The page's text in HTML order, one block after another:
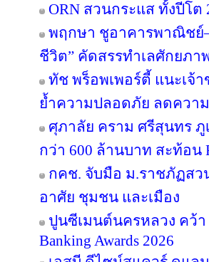
ORN สวนกระแส ทั้งปีโต
พฤกษา ชูอาคารพาณิชย์
ชีวิต” คัดสรรทำเลศักยภา
ทัช พร็อพเพอร์ตี้ แนะเจ้
ย้ำความปลอดภัย ลดความ
ศุภาลัย คราม ศรีสุนทร ภู
กว่า 600 ล้านบาท สะท้อน
กคช. จับมือ ม.ราชภัฏส
อาศัย ชุมชน และเมือง
ปูนซีเมนต์นครหลวง คว้า
Banking Awards 2026